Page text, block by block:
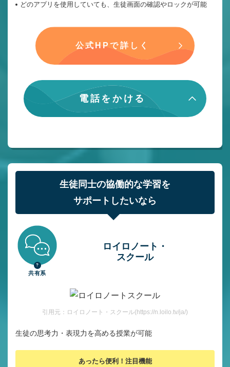
どのアプリを使用していても、生徒画面の確認やロックが可能
公式HPで詳しく
電話をかける
生徒同士の協働的な学習を
サポートしたいなら
共有系
ロイロノート・
スクール
引用元：ロイロノート・スクール(https://n.loilo.tv/ja/)
生徒の思考力・表現力を高める授業が可能
あったら便利！注目機能